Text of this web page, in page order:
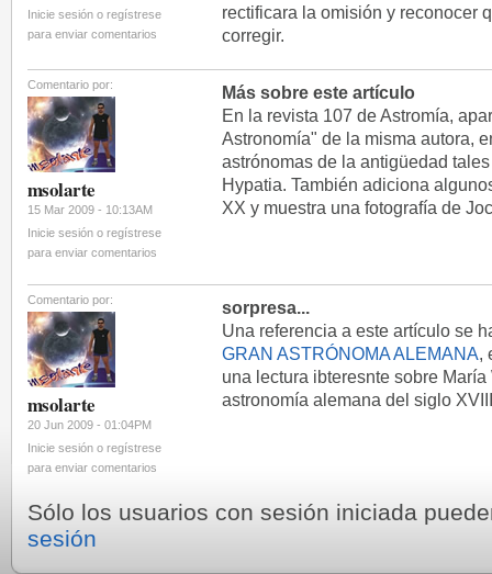
Inicie sesión o regístrese
para enviar comentarios
rectificara la omisión y reconocer
corregir.
Comentario por:
msolarte
15 Mar 2009 - 10:13AM
Inicie sesión o regístrese
para enviar comentarios
Más sobre este artículo
En la revista 107 de Astromía,
Astronomía" de la misma autora,
astrónomas de la antigüedad
Hypatia. También adiciona
XX y muestra una fotografía de
Comentario por:
msolarte
20 Jun 2009 - 01:04PM
Inicie sesión o regístrese
para enviar comentarios
sorpresa...
Una referencia a este artículo se
GRAN ASTRÓNOMA ALEMANA,
una lectura ibteresnte sobre
astronomía alemana del siglo
Sólo los usuarios con sesión iniciada
sesión